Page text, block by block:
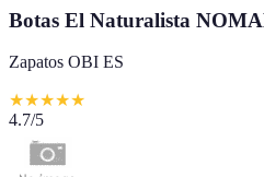
Botas El Naturalista
Zapatos OBI ES
★★★★★
4.7/5